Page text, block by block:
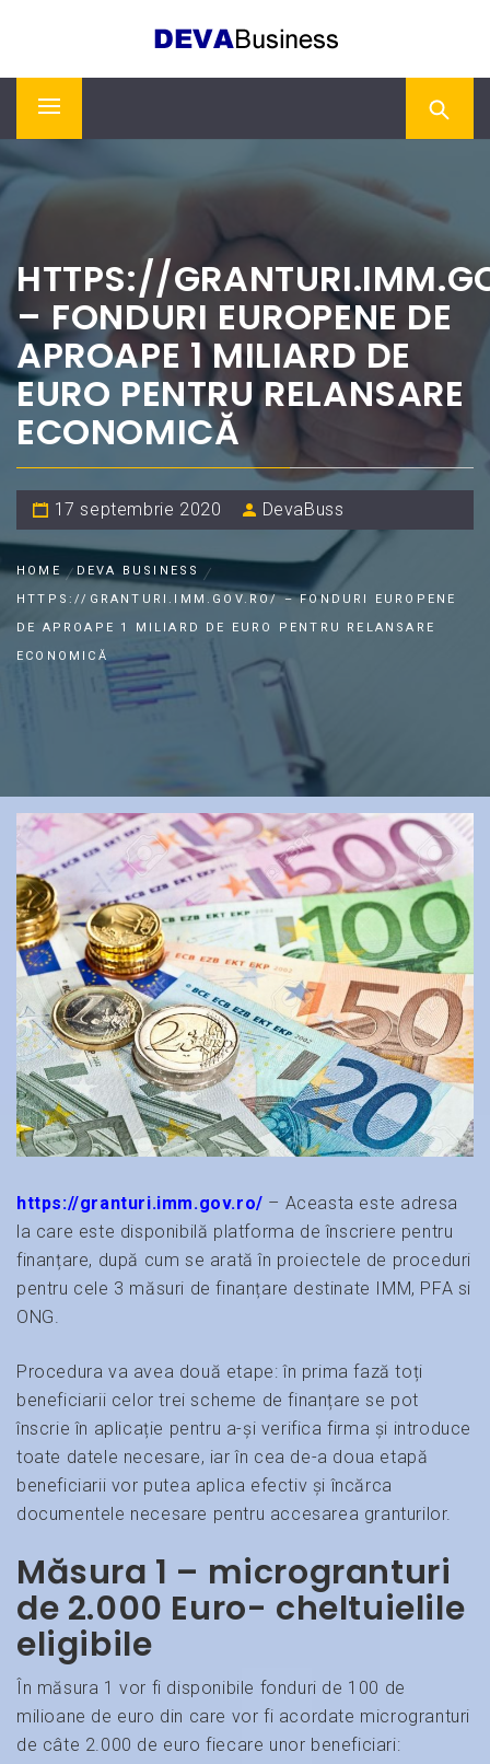
DEVA BUSINESS
Primary
Menu
HTTPS://
– FONDURI EUROPENE DE
APROAPE 1 MILIARD DE
EURO PENTRU RELANSARE
ECONOMICĂ
17 septembrie 2020 DevaBuss
HOME
DEVA BUSINESS
HTTPS://GRANTURI.IMM.GOV.RO/ – FONDURI EUROPENE
DE APROAPE 1 MILIARD DE EURO PENTRU RELANSARE
ECONOMICĂ
https://granturi.imm.gov.ro/ – Aceasta este adresa
la care este disponibilă platforma de înscriere pentru
finanțare, după cum se arată în proiectele de proceduri
pentru cele 3 măsuri de finanțare destinate IMM, PFA si
ONG.
Procedura va avea două etape: în prima fază toți
beneficiarii celor trei scheme de finanțare se pot
înscrie în aplicație pentru a-și verifica firma și introduce
toate datele necesare, iar în cea de-a doua etapă
beneficiarii vor putea aplica efectiv și încărca
documentele necesare pentru accesarea granturilor.
Măsura 1 – microgranturi
de 2.000 Euro- cheltuielile
eligibile
În măsura 1 vor fi disponibile fonduri de 100 de
milioane de euro din care vor fi acordate microgranturi
de câte 2.000 de euro fiecare unor beneficiari: